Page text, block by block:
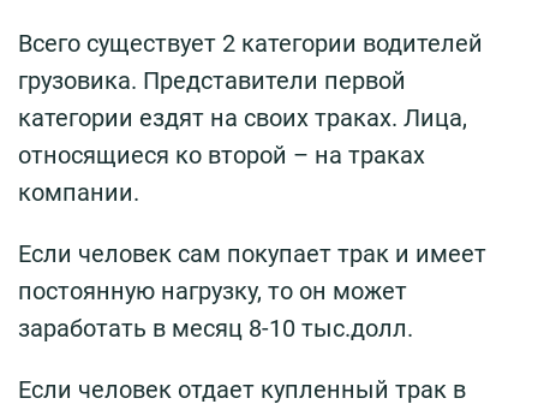
Всего существует 2 категории водителей
грузовика. Представители первой
категории ездят на своих траках. Лица,
относящиеся ко второй – на траках
компании.
Если человек сам покупает трак и имеет
постоянную нагрузку, то он может
заработать в месяц 8-10 тыс.долл.
Если человек отдает купленный трак в